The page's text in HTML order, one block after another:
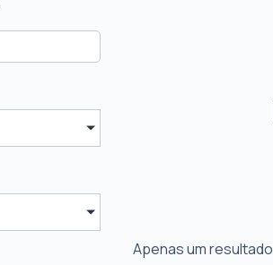
Apenas um resultado